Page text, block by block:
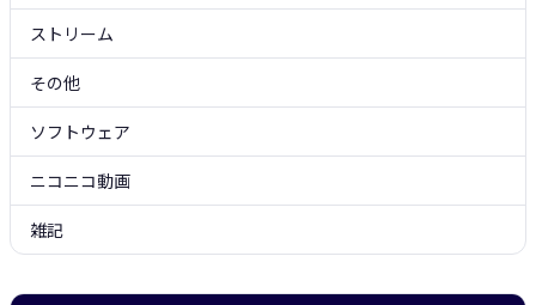
ストリーム
その他
ソフトウェア
ニコニコ動画
雑記